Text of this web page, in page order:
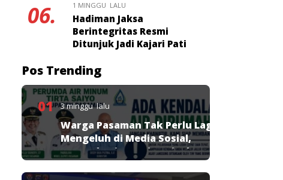
06. 1 MINGGU LALU
Hadiman Jaksa
Berintegritas Resmi
Ditunjuk Jadi Kajari Pati
Pos Trending
01 3 minggu lalu
Warga Pasaman Tak Perlu Lagi
Mengeluh di Media Sosial,
Perumda Tirta Saiyo Siapkan
Layanan Resmi